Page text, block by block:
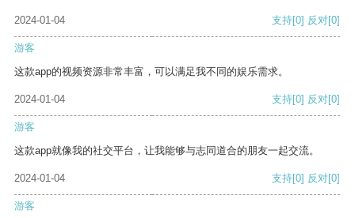
2024-01-04 支持[0] 反对[0]
游客
这款app的视频资源非常丰富，可以满足我不同的娱乐需求。
2024-01-04 支持[0] 反对[0]
游客
这款app就像我的社交平台，让我能够与志同道合的朋友一起交流。
2024-01-04 支持[0] 反对[0]
游客